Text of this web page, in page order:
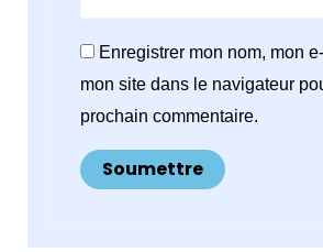
Enregistrer mon nom, mon
mon site dans le navigateur
prochain commentaire.